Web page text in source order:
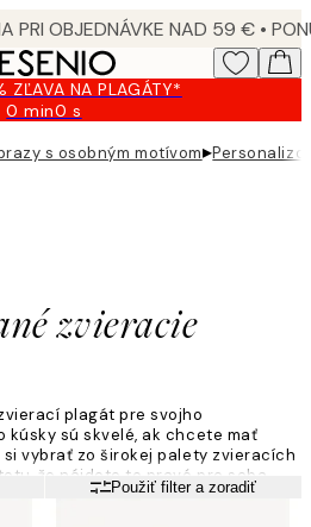
NA PLAGÁTY*
0 min0 s
Platné
2026-
s osobným motívom▸
zvieracie
plagát pre svojho
kúsky sú skvelé, ak chcete mať
vybrať zo širokej palety zvieracích
že nájdete to pravé pre seba.
unikátny zvierací plagát
Použiť filter a zoradiť